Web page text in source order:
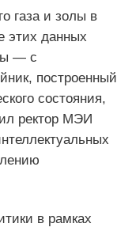
газа и золы в
этих данных
— с
построенный
состояния,
ректор МЭИ
в рамках